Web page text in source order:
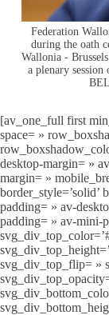
Federation
during the oath
Wallonia -
a plenary
[av_one_full first
space= »
desktop-margin= »
margin= »
border_style=’solid’
padding= » av-
padding= » av-mini-
svg_div_top_flip= »